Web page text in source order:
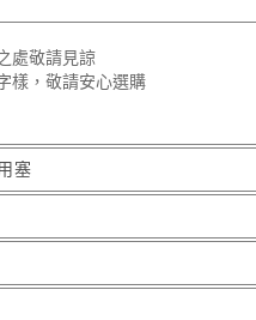
處敬請見諒
樣，敬請安心選購
塞